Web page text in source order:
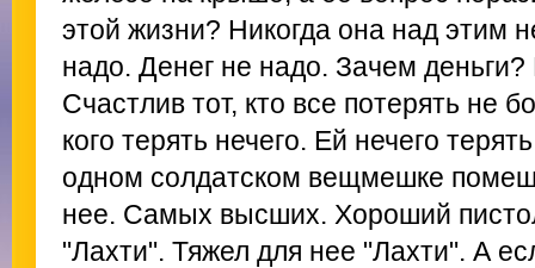
этой жизни? Никогда она над этим
надо. Денег не надо. Зачем
Счастлив тот, кто все потерять не
кого терять нечего. Ей нечего
одном солдатском вещмешке
нее. Самых высших. Хороший
"Лахти". Тяжел для нее "Лахти". А